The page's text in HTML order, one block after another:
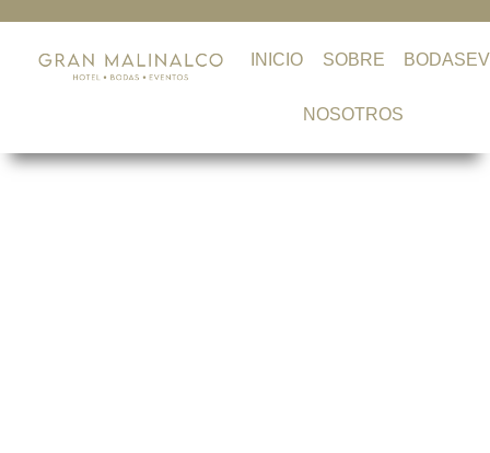
INICIO SOBRE
NOSOTROS
BODAS